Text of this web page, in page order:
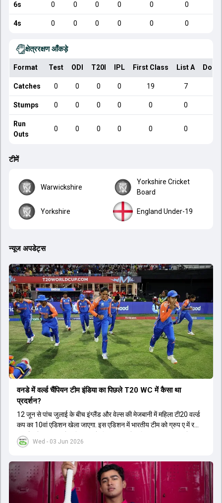
6s 0 0 0 0 0 0
4s 0 0 0 0 0 0
क्षेत्ररक्षण आँकड़े
Format Test ODI T20I IPL First Class List A
Catches 0 0 0 0 19 7
Stumps 0 0 0 0 0 0
Run
Outs
0 0 0 0 0 0
टीमें
Warwickshire
Yorkshire Cricket
Board
Yorkshire England Under-19
न्यूज अपडेट्स
Wed - 03 Jun 2026
वनडे में वर्ल्ड चैंप‍ियन टीम इंडिया का प‍िछले T20 WC में कैसा था
प्रदर्शन?
12 जून से पांच जुलाई के बीच इंग्लैंड और वेल्स की मेजबानी में महिला टी20 वर्ल्ड
कप का 10वां एडिशन खेला जाएगा. इस एडिशन में भारतीय टीम को ग्रुप ए में रखा
गया है, जो 14 जून को पाकिस्तान के ख‍िलाफ अपने अभ‍ियान का आगाज करेगी.